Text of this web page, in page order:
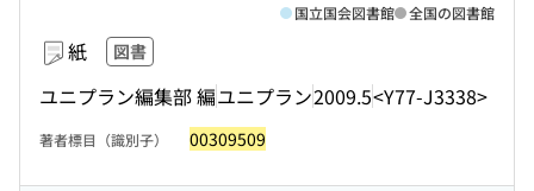
紙 図書
ユニプラン編集部 編ユニプラン2009.5<Y77-J3338>
国立国会図書館 全国の図書館
著者標目（識別子） 00309509